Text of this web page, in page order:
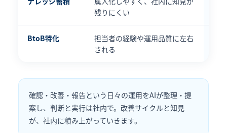
残りにくい
BtoB特化
担当者の経験や運用品質に左右
される
確認・改善・報告という日々の運用をAIが整理・提
案し、判断と実行は社内で。改善サイクルと知見
が、社内に積み上がっていきます。